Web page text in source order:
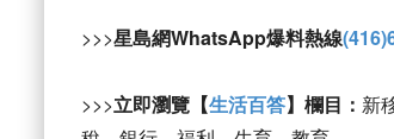
>>>星島網WhatsApp爆料熱線
>>>立即瀏覽【生活百答】欄目： 新